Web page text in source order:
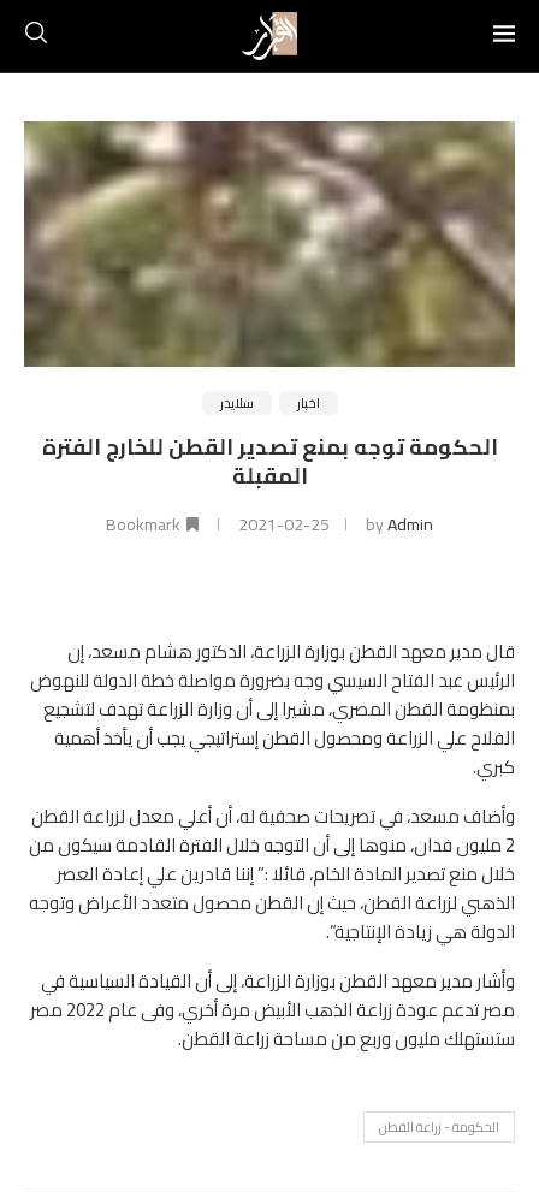
اخبار سلايدر
الحكومة توجه بمنع تصدير القطن للخارج الفترة
المقبلة
byAdmin
2021-02-25
Bookmark
قال مدير معهد القطن بوزارة الزراعة، الدكتور هشام مسعد، إن
الرئيس عبد الفتاح السيسي وجه بضرورة مواصلة خطة الدولة للنهوض
بمنظومة القطن المصري، مشيرا إلى أن وزارة الزراعة تهدف لتشجيع
الفلاح علي الزراعة ومحصول القطن إستراتيجي يجب أن يأخذ أهمية
كبري.
وأضاف مسعد، في تصريحات صحفية له، أن أعلي معدل لزراعة القطن
2 مليون فدان، منوها إلى أن التوجه خلال الفترة القادمة سيكون من
خلال منع تصدير المادة الخام، قائلا :” إننا قادرين علي إعادة العصر
الذهبي لزراعة القطن، حيث إن القطن محصول متعدد الأعراض وتوجه
الدولة هي زيادة الإنتاجية”.
وأشار مدير معهد القطن بوزارة الزراعة، إلى أن القيادة السياسية في
مصر تدعم عودة زراعة الذهب الأبيض مرة أخري، وفى عام 2022 مصر
ستستهلك مليون وربع من مساحة زراعة القطن.
الحكومة - زراعة القطن